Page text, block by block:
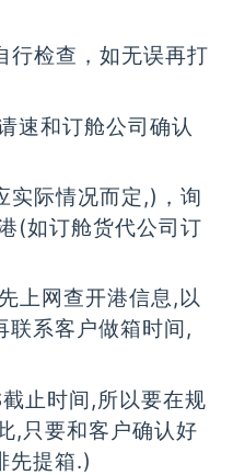
行检查，如无误再打
速和订舱公司确认
实际情况而定,)，询
(如订舱货代公司订
上网查开港信息,以
联系客户做箱时间,
止时间,所以要在规
,只要和客户确认好
先提箱.)